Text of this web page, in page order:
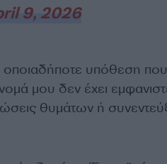
9, 2026
οποιαδήποτε υπόθεση που
μου δεν έχει
θυμάτων ή